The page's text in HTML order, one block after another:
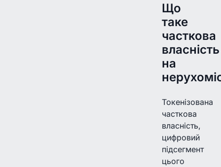
Що
таке
часткова
власність
на
Токенізована
часткова
власність,
цифровий
підсегмент
цього